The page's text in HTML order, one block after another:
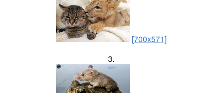
[700x571]
3.